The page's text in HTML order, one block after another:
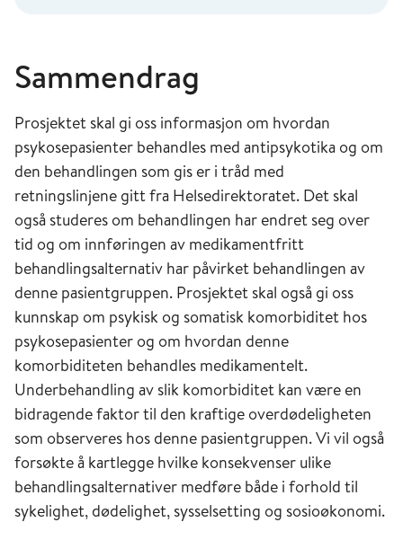
Sammendrag
Prosjektet skal gi oss informasjon om hvordan
psykosepasienter behandles med antipsykotika og om
den behandlingen som gis er i tråd med
retningslinjene gitt fra Helsedirektoratet. Det skal
også studeres om behandlingen har endret seg over
tid og om innføringen av medikamentfritt
behandlingsalternativ har påvirket behandlingen av
denne pasientgruppen. Prosjektet skal også gi oss
kunnskap om psykisk og somatisk komorbiditet hos
psykosepasienter og om hvordan denne
komorbiditeten behandles medikamentelt.
Underbehandling av slik komorbiditet kan være en
bidragende faktor til den kraftige overdødeligheten
som observeres hos denne pasientgruppen. Vi vil også
forsøkte å kartlegge hvilke konsekvenser ulike
behandlingsalternativer medføre både i forhold til
sykelighet, dødelighet, sysselsetting og sosioøkonomi.